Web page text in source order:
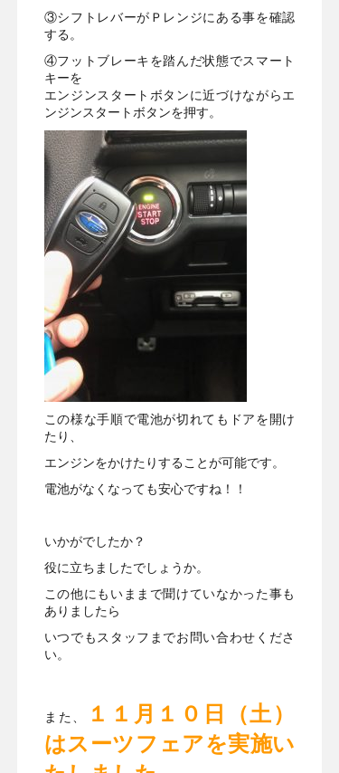
③シフトレバーがＰレンジにある事を確認
する。
④フットブレーキを踏んだ状態でスマート
キーを
エンジンスタートボタンに近づけながらエ
ンジンスタートボタンを押す。
この様な手順で電池が切れてもドアを開け
たり、
エンジンをかけたりすることが可能です。
電池がなくなっても安心ですね！！
いかがでしたか？
役に立ちましたでしょうか。
この他にもいままで聞けていなかった事も
ありましたら
いつでもスタッフまでお問い合わせくださ
い。
また、
１１月１０日（土）
はスーツフェアを実施い